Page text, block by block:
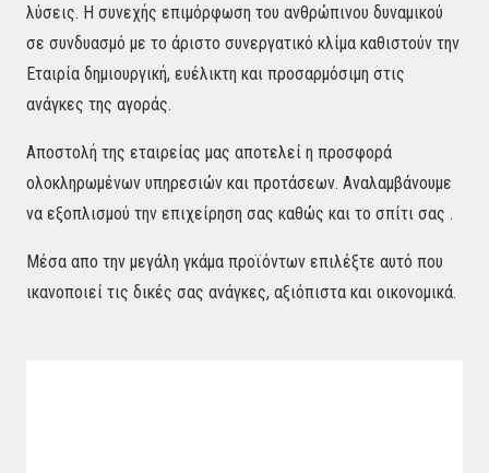
λύσεις. Η συνεχής επιμόρφωση του ανθρώπινου δυναμικού
σε συνδυασμό με το άριστο συνεργατικό κλίμα καθιστούν την
Εταιρία δημιουργική, ευέλικτη και προσαρμόσιμη στις
ανάγκες της αγοράς.
Αποστολή της εταιρείας μας αποτελεί η προσφορά
ολοκληρωμένων υπηρεσιών και προτάσεων. Αναλαμβάνουμε
να εξοπλισμού την επιχείρηση σας καθώς και το σπίτι σας .
Μέσα απο την μεγάλη γκάμα προϊόντων επιλέξτε αυτό που
ικανοποιεί τις δικές σας ανάγκες, αξιόπιστα και οικονομικά.